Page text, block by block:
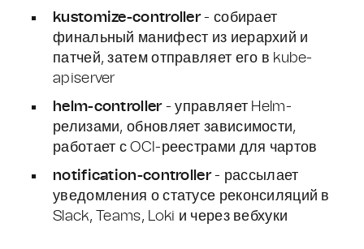
kustomize-controller- собирает
финальный манифест из иерархий и
патчей, затем отправляет его в kube-
apiserver
helm-controller- управляет Helm-
релизами, обновляет зависимости,
работает с OCI-реестрами для чартов
notification-controller- рассылает
уведомления о статусе реконсиляций в
Slack, Teams, Loki и через вебхуки